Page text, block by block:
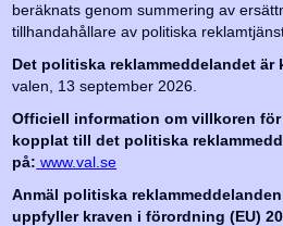
beräknats genom summering av
tillhandahållare av politiska
Det politiska reklammeddelandet är
valen, 13 september 2026.
Officiell information om villkoren
kopplat till det politiska
på: www.val.se
Anmäl politiska
uppfyller kraven i förordning (EU)